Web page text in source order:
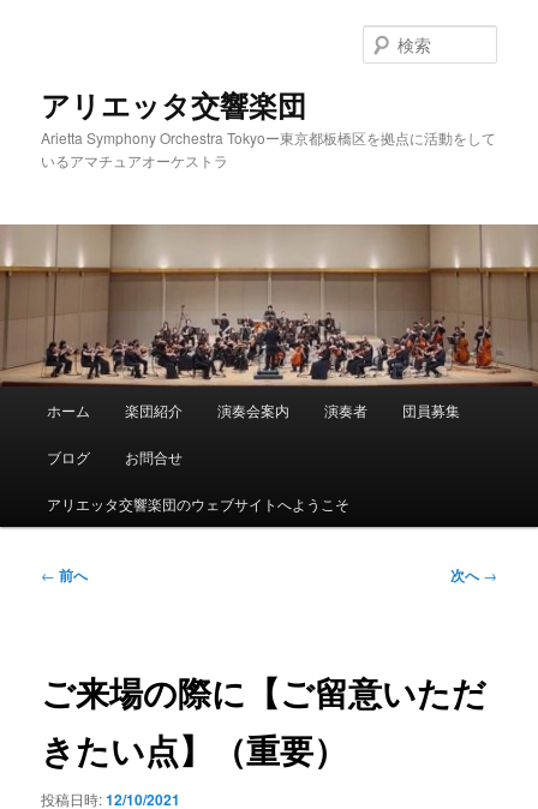
移
動
アリエッタ交響楽団
Arietta Symphony Orchestra Tokyoー東京都板橋区を拠点に活動をして
いるアマチュアオーケストラ
索
ュ
ホーム 楽団紹介 演奏会案内 演奏者 団員募集
ブログ お問合せ
アリエッタ交響楽団のウェブサイトへようこそ
投
ー
ョ
ン
← 前へ 次へ→
ご来場の際に【ご留意いただ
きたい点】（重要）
投稿日時:12/10/2021